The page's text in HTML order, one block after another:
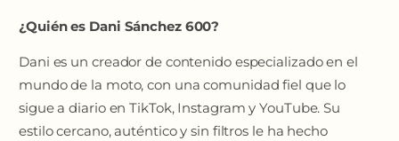
¿Quién es Dani Sánchez 600?
Dani es un creador de contenido especializado en el
mundo de la moto, con una comunidad fiel que lo
sigue a diario en TikTok, Instagram y YouTube. Su
estilo cercano, auténtico y sin filtros le ha hecho